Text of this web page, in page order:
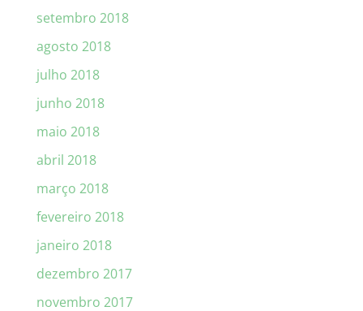
setembro 2018
agosto 2018
julho 2018
junho 2018
maio 2018
abril 2018
março 2018
fevereiro 2018
janeiro 2018
dezembro 2017
novembro 2017